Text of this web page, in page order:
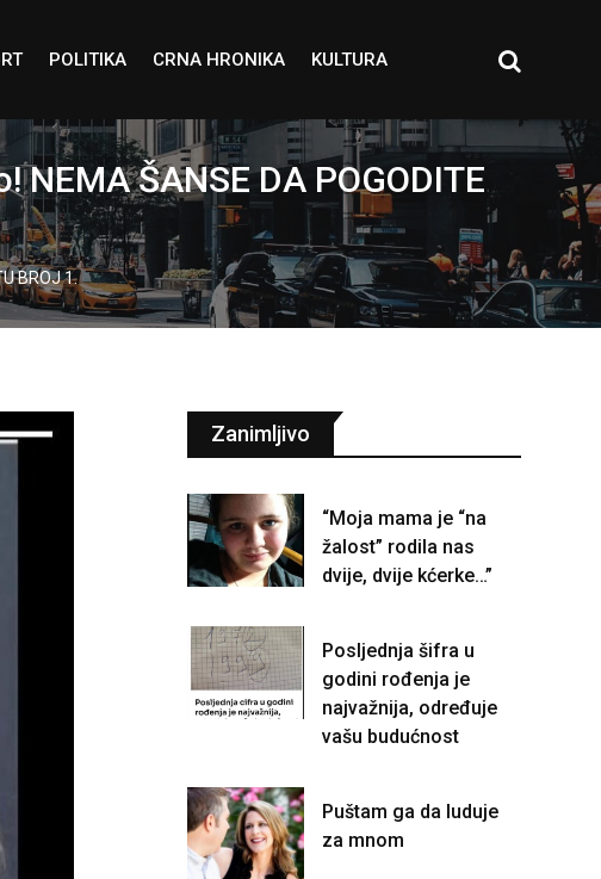
POLITIKA CRNA HRONIKA KULTURA
ŠANSE DA POGODITE
BROJ 1.
Zanimljivo
“Moja mama je “na
žalost” rodila nas
dvije, dvije kćerke…”
Posljednja šifra u
godini rođenja je
najvažnija, određuje
vašu budućnost
Puštam ga da luduje
za mnom